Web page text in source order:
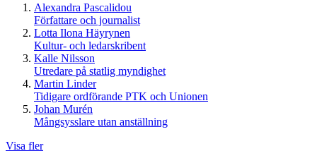
Alexandra Pascalidou
Författare och journalist
Lotta Ilona Häyrynen
Kultur- och ledarskribent
Kalle Nilsson
Utredare på statlig myndighet
Martin Linder
Tidigare ordförande PTK och Unionen
Johan Murén
Mångsysslare utan anställning
Visa fler